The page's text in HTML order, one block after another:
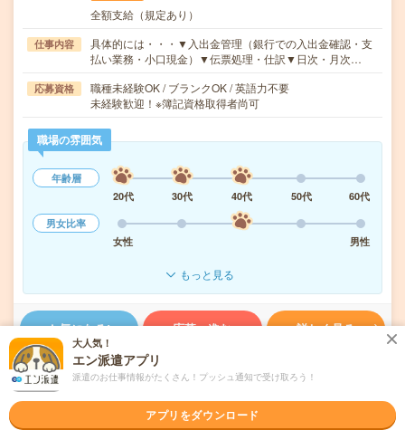
全額支給（規定あり）
仕事内容
具体的には・・・▼入出金管理（銀行での入出金確認・支
払い業務・小口現金）▼伝票処理・仕訳▼日次・月次…
応募資格
職種未経験OK / ブランクOK / 英語力不要
未経験歓迎！※簿記資格取得者尚可
職場の雰囲気
年齢層
20代
30代 40代 50代
60代
男女比率
女性
男性
もっと見る
気になる! 応募へ進む 詳しく見る
派遣会社
大人気！
エン派遣アプリ
派遣のお仕事情報がたくさん！プッシュ通知で受け取ろう！
アプリをダウンロード